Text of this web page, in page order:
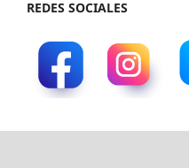
REDES SOCIALES